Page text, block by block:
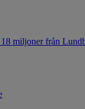
miljoner från